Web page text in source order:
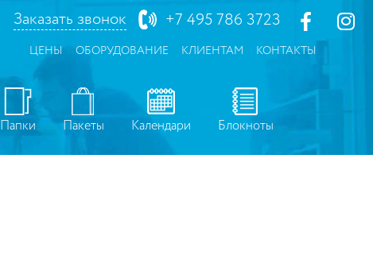
Заказать звонок +7 495 786 3723
ЦЕНЫ ОБОРУДОВАНИЕ КЛИЕНТАМ КОНТАКТЫ
Папки Пакеты Календари Блокноты